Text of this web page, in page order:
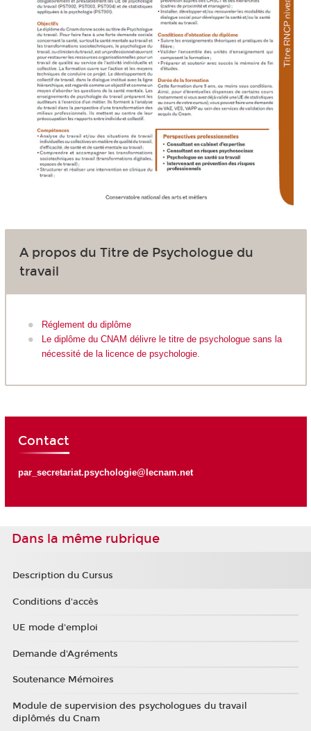
A propos du Titre de Psychologue du
travail
Réglement du diplôme
Le diplôme du CNAM délivre le titre de psychologue sans la
nécessité de la licence de psychologie.
Contact
par_secretariat.psychologie@lecnam.net
Dans la même rubrique
Description du Cursus
Conditions d'accès
UE mode d'emploi
Demande d'Agréments
Soutenance Mémoires
Module de supervision des psychologues du travail
diplômés du Cnam